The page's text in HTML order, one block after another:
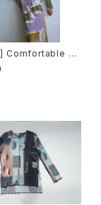
Comfortable To